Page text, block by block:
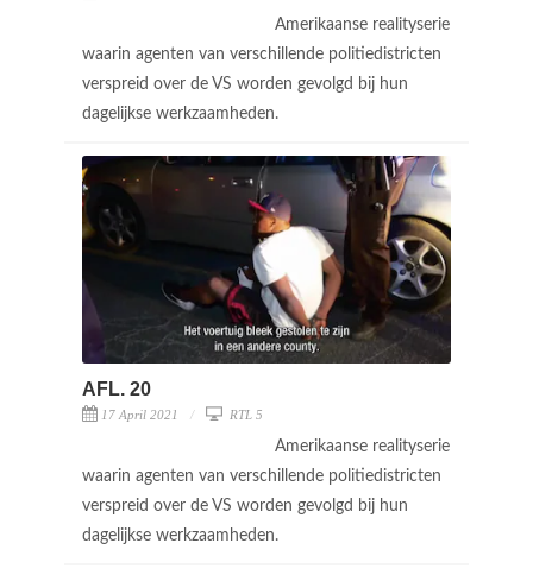
Amerikaanse realityserie
waarin agenten van verschillende politiedistricten
verspreid over de VS worden gevolgd bij hun
dagelijkse werkzaamheden.
AFL. 20
17 April 2021 RTL 5
Amerikaanse realityserie
waarin agenten van verschillende politiedistricten
verspreid over de VS worden gevolgd bij hun
dagelijkse werkzaamheden.